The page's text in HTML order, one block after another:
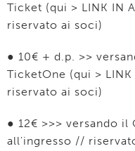
Ticket (qui > LINK IN
riservato ai soci)
● 10€ + d.p. >>
TicketOne (qui >
riservato ai soci)
● 12€ >>> versando
all'ingresso //